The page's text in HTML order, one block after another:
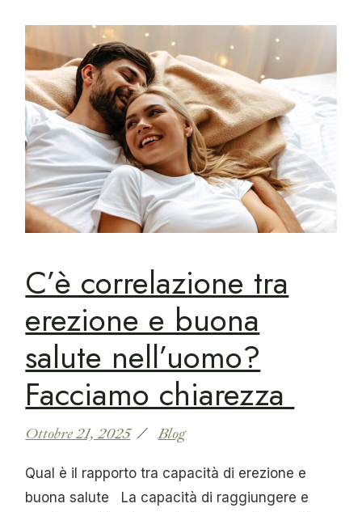
C’è correlazione tra
erezione e buona
salute nell’uomo?
Facciamo chiarezza
Ottobre 21, 2025 Blog
Qual è il rapporto tra capacità di erezione e
buona salute La capacità di raggiungere e